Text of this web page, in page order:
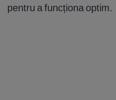
pentru a funcționa optim.